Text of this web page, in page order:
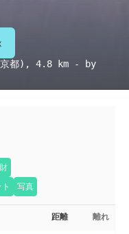
都) , 4.8 km - by
写真
距離 離れ